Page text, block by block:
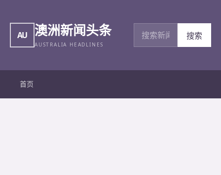
AU 澳洲新闻头条
AUSTRALIA HEADLINES
搜索新闻
搜索
首页